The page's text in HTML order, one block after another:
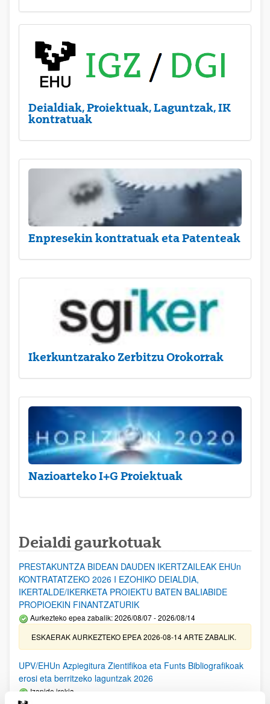
Deialdiak, Proiektuak, Laguntzak, IK
kontratuak
Enpresekin kontratuak eta Patenteak
Ikerkuntzarako Zerbitzu Orokorrak
Nazioarteko I+G Proiektuak
Deialdi gaurkotuak
PRESTAKUNTZA BIDEAN DAUDEN IKERTZAILEAK EHUn
KONTRATATZEKO 2026 I EZOHIKO DEIALDIA,
IKERTALDE/IKERKETA PROIEKTU BATEN BALIABIDE
PROPIOEKIN FINANTZATURIK
Aurkezteko epea zabalik: 2026/08/07 - 2026/08/14
ESKAERAK AURKEZTEKO EPEA 2026-08-14 ARTE ZABALIK.
UPV/EHUn Azpiegitura Zientifikoa eta Funts Bibliografikoak
erosi eta berritzeko laguntzak 2026
Izapide irekia